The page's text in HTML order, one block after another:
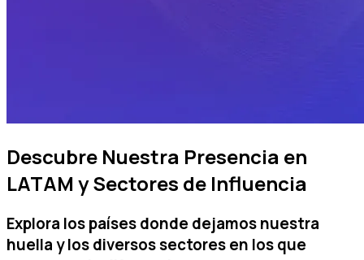
Descubre Nuestra Presencia en
LATAM y Sectores de Influencia
Explora los países donde dejamos nuestra
huella y los diversos sectores en los que